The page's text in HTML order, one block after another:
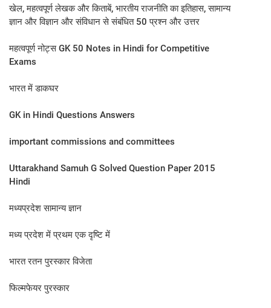
खेल, महत्वपूर्ण लेखक और किताबें, भारतीय राजनीति का इतिहास, सामान्य
ज्ञान और विज्ञान और संविधान से संबंधित 50 प्रश्न और उत्तर
महत्वपूर्ण नोट्स GK 50 Notes in Hindi for Competitive
Exams
भारत में डाकघर
GK in Hindi Questions Answers
important commissions and committees
Uttarakhand Samuh G Solved Question Paper 2015
Hindi
मध्यप्रदेश सामान्य ज्ञान
मध्य प्रदेश में प्रथम एक दृष्टि में
भारत रतन पुरस्कार विजेता
फिल्मफेयर पुरस्कार